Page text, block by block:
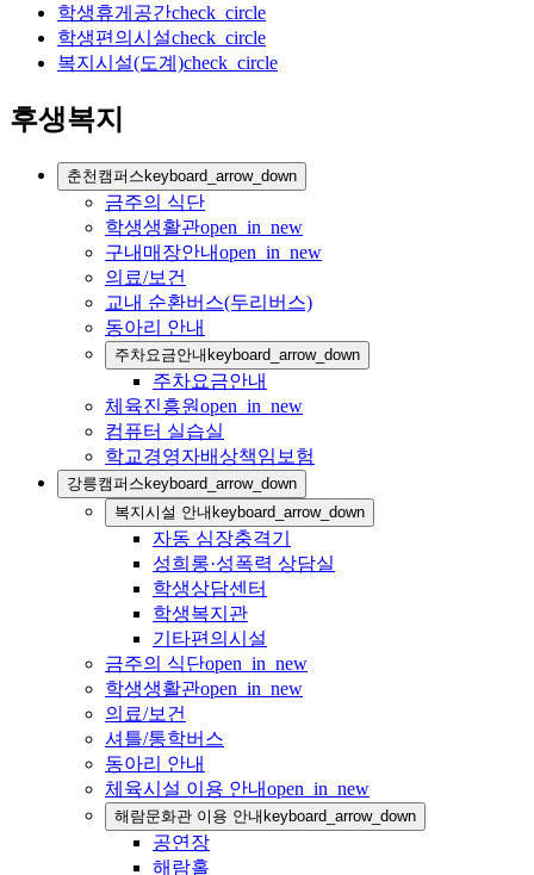
학생휴게공간check_circle
학생편의시설check_circle
복지시설(도계)check_circle
후생복지
춘천캠퍼스keyboard_arrow_down
금주의 식단
학생생활관open_in_new
구내매장안내open_in_new
의료/보건
교내 순환버스(두리버스)
동아리 안내
주차요금안내keyboard_arrow_down
주차요금안내
체육진흥원open_in_new
컴퓨터 실습실
학교경영자배상책임보험
강릉캠퍼스keyboard_arrow_down
복지시설 안내keyboard_arrow_down
자동 심장충격기
성희롱·성폭력 상담실
학생상담센터
학생복지관
기타편의시설
금주의 식단open_in_new
학생생활관open_in_new
의료/보건
셔틀/통학버스
동아리 안내
체육시설 이용 안내open_in_new
해람문화관 이용 안내keyboard_arrow_down
공연장
해람홀